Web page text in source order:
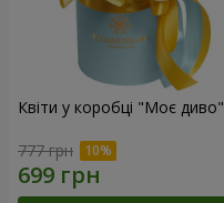
Квіти у коробці "Моє диво"
777 грн